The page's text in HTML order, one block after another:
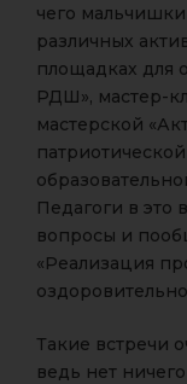
чего
различных
площадках для
РДШ», мастер-
мастерской
Педагоги в это
вопросы и
«Реализация
Такие встречи
ведь нет